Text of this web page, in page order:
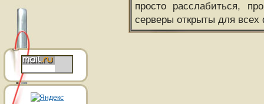
просто расслабиться,
серверы открыты для всех